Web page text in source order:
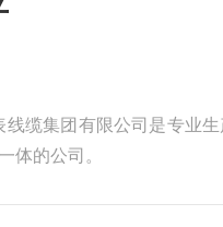
缆集团有限公司是专业
体的公司。